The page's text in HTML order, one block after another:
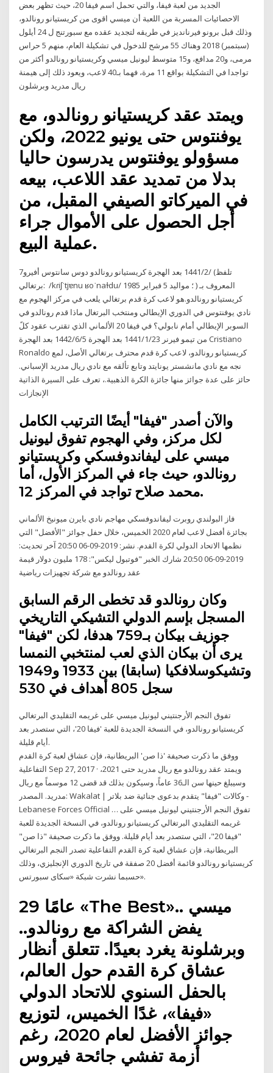
الجديد من لعبة فيفا، والتي تحمل اسم فيفا 20، حيث تظهر بعض
الاحصائيات المسربة من اللعبة أن ميسي اقوى من كريستيانو رونالدو،
وذلك قبل برونو فيرنانديز في طريقه لتجديد عقده مع سبورتنج ل 24 أيلول
(سبتمبر) 2018 وهناك 55 مرشح للدخول في تشكيلة العام، منهم 5 حراس
مرمى، و20 مدافع، و15 متوسط ليونيل ميسي وكريستيانو رونالدو أكثر من
تواجدا في التشكيلة بواقع 11 مرة، فهما بـ40 لاعب، ويعود ذلك إلى هيمنة
ريال مدريد وبرشلون
ويمتد عقد كريستيانو رونالدو، مع
يوفنتوس حتى يونيو 2022، ولكن
مسؤولو يوفنتوس يدرسون حاليا
بدلا من تمديد عقد اللاعب، بيعه
في الميركاتو الصيفي المقبل، من
أجل الحصول على الأموال جراء
عملية البيع.
7‏‏/2‏‏/1441 بعد الهجرة كريستيانو رونالدو دوس سانتوس أفيرو (تلفظ
برتغالي: ‎ /kɾiʃˈtjɐnu ʁoˈnaɫdu/ ‏ ؛ مواليد 5 فبراير 1985) المعروف بـ
كريستيانو رونالدو.هو لاعب كرة قدم برتغالي يلعب في مركز الهجوم مع
نادي يوفنتوس في الدوري الإيطالي و‌منتخب البرتغال ماذا قدم رونالدو في
السوبر الإيطالي أمام نابولي؟ في فيفا 20 الألماني الذي تقترب عقود كلً
من تيمو فيرنر 23‏‏/1‏‏/1441 بعد الهجرة 5‏‏/6‏‏/1442 بعد الهجرة Cristiano
Ronaldo كريستيانو رونالدو، لاعب كرة قدم محترف برتغالي الأصل، لمع
نجه مع نادي مانشستر يونايتد وتابع تألقه مع نادي ريال مدريد الإسباني.
حائز على عدة جوائز منها جائزة الكرة الذهبية.، تعرف على السيرة الذاتية
الإنجازات
والآن أصدر "فيفا" أيضًا الترتيب الكامل
لكل مركز، وفي الهجوم تفوق ليونيل
ميسي على ليفاندوفسكي وكريستيانو
رونالدو، حيث جاء في المركز الأول، أما
محمد صلاح تواجد في المركز 12.
فاز البولندي روبرت ليفاندوفسكي مهاجم نادي بايرن ميونيخ الألماني
بجائزة أفضل لاعب لعام 2020 الخميس، خلال حفل جوائز "الأفضل" التي
نظمها الاتحاد الدولي لكرة القدم. نشر: 2019-09-06 20:50 آخر تحديث:
2019-09-06 20:50 شارك الخبر "فوتبول ليكس": 178 مليون دولار قيمة
عقد رونالدو مع شركة تجهيزات رياضية
وكان رونالدو قد تخطى الرقم السابق
المسجل بإسم الدولي التشيكي التاريخي
جوزيف بيكان بـ759 هدفا، لكن "فيفا"
يرى أن بيكان الذي لعب لمنتخبي النمسا
وتشيكوسلافكيا (سابقا) بين 1933 و1949
سجل 805 أهداف في 530
تفوق النجم الأرجنتيني ليونيل ميسي على غريمه التقليدي البرتغالي
كريستيانو رونالدو، في النسخة الجديدة للعبة 'فيفا 20'، التي ستصدر بعد
أيام قليلة.
ووفق ما ذكرت صحيفة 'ذا صن' البريطانية، فإن عشاق لعبة كرة القدم
التفاعلية Sep 27, 2017 · ويمتد عقد رونالدو مع ريال مدريد حتى 2021،
وسيبلغ حينها سن الـ36 عاماً، وسيكون بذلك قد قضى 12 موسماً مع ريال
مدريد. المصدر: Wakalat | وكالات "فيفا" يتقدم بدعوى جنائية ضد بلاتر -
Lebanese Forces Official … تفوق النجم الأرجنتيني ليونيل ميسي على
غريمه التقليدي البرتغالي كريستيانو رونالدو، في النسخة الجديدة للعبة
"فيفا 20"، التي ستصدر بعد أيام قليلة. ووفق ما ذكرت صحيفة "ذا صن"
البريطانية، فإن عشاق لعبة كرة القدم التفاعلية تصدر النجم البرتغالي
كريستيانو رونالدو قائمة أفضل 20 صفقة في تاريخ الدوري الإنجليزي، وذلك
حسبما نشرت شبكة «سكاى سبورتس».
29 عامًا «The Best».. ميسي
يفض الشراكة مع رونالدو..
وبرشلونة يغرد بعيدًا. تتعلق أنظار
عشاق كرة القدم حول العالم،
بالحفل السنوي للاتحاد الدولي
«فيفا»، غدًا الخميس، لتوزيع
جوائز الأفضل لعام 2020، رغم
أزمة تفشي جائحة فيروس